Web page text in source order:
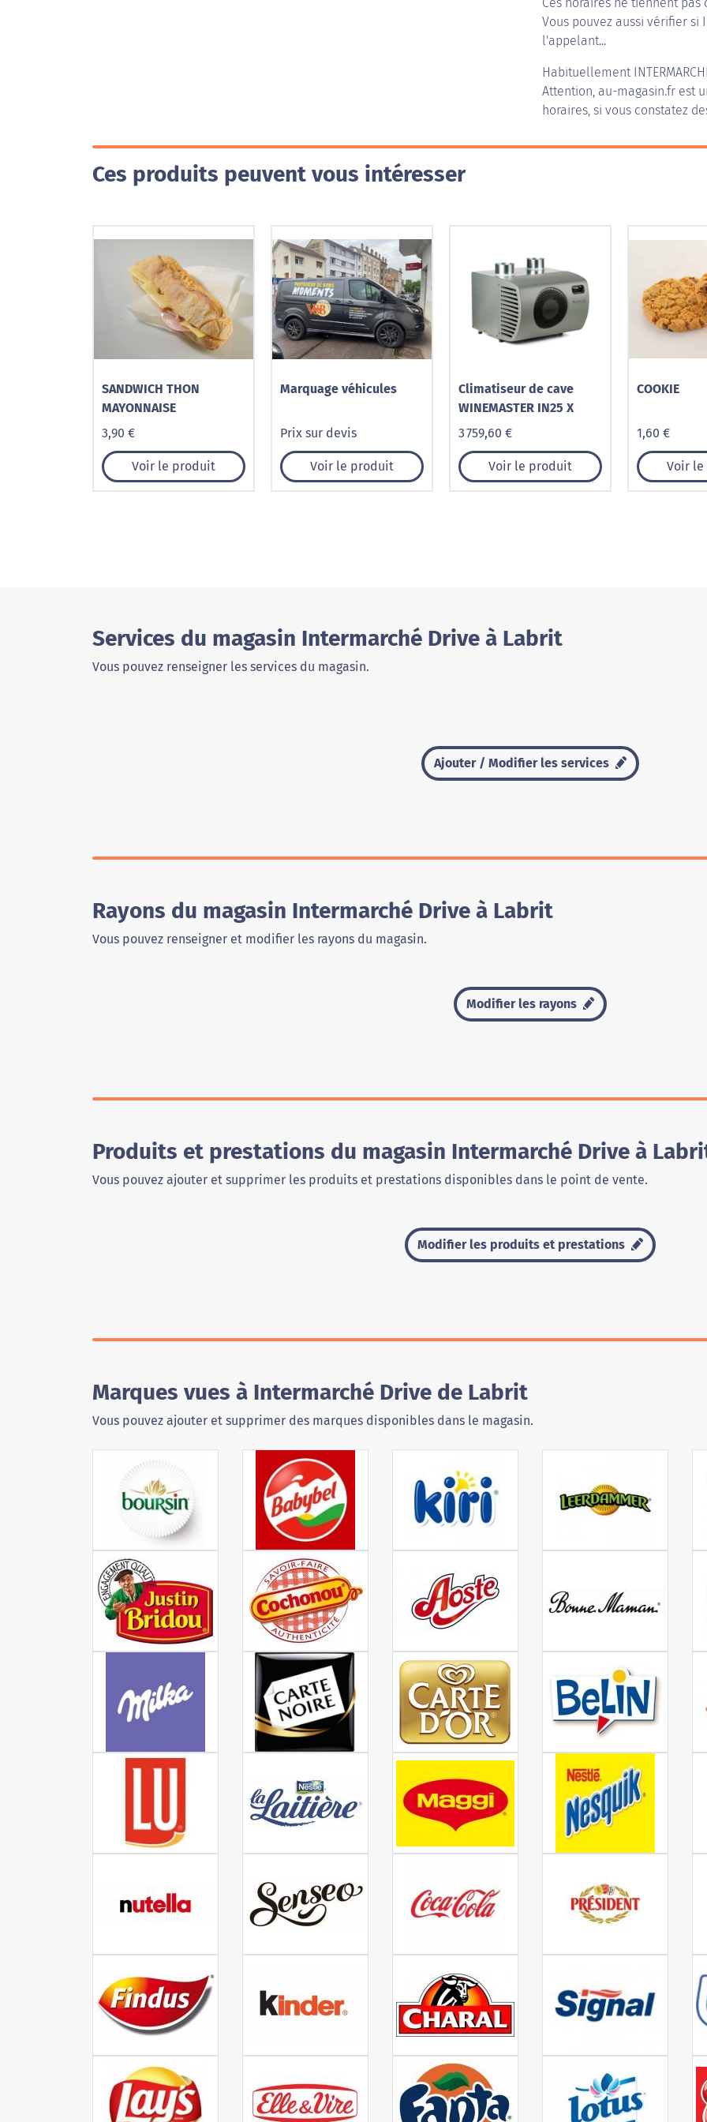
Vous pouvez aussi vérifier
l'appelant...
Habituellement
Attention, au-magasin.fr est
horaires, si vous constatez
Ces produits peuvent vous intéresser
SANDWICH THON
MAYONNAISE
3,90 €
Voir le produit
Marquage véhicules
Prix sur devis
Voir le produit
Climatiseur de cave
WINEMASTER IN25 X
3 759,60 €
Voir le produit
COOKIE
1,60 €
Voir
Services du magasin Intermarché Drive à Labrit
Vous pouvez renseigner les services du magasin.
Ajouter / Modifier les services
Rayons du magasin Intermarché Drive à Labrit
Vous pouvez renseigner et modifier les rayons du magasin.
Modifier les rayons
Produits et prestations du magasin Intermarché Drive à
Vous pouvez ajouter et supprimer les produits et prestations disponibles dans le point de vente.
Modifier les produits et prestations
Marques vues à Intermarché Drive de Labrit
Vous pouvez ajouter et supprimer des marques disponibles dans le magasin.